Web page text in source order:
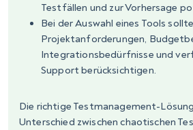
Testfällen und zur Vorhersage
Bei der Auswahl eines Tools
Projektanforderungen,
Integrationsbedürfnisse und
Support berücksichtigen.
Die richtige Testmanagement-
Unterschied zwischen chaotischen